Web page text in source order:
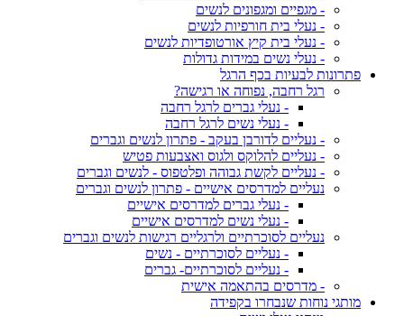
- מגפיים ומגפונים לנשים
- נעלי בית חורפיות לנשים
- נעלי בית קיץ אורטופדיות לנשים
- נעלי נשים במידות גדולות
פתרונות לבעיות בכף הרגל
רגל רחבה, נפוחה או רגישה?
- נעלי גברים לרגל רחבה
- נעלי נשים לרגל רחבה
- נעליים לדורבן בעקב - פתרון לנשים וגברים
- נעליים להלוקס ולגוס ואצבעות פטיש
- נעליים לקשת גבוהה ופלטפוס - לנשים וגברים
נעליים למדרסים אישיים - פתרון לנשים וגברים
- נעלי גברים למדרסים אישיים
- נעלי נשים למדרסים אישיים
נעליים לסוכרתיים ולרגליים רגישות לנשים וגברים
- נעליים לסוכרתיים - נשים
- נעליים לסוכרתיים- גברים
- מדרסים בהתאמה אישית
מותגי נוחות שנבחרו בקפידה